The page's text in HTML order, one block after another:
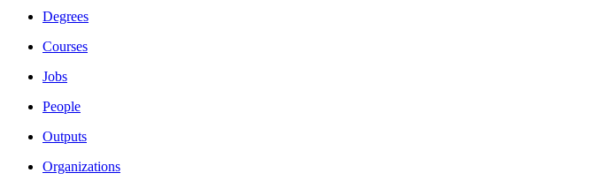
Degrees
Courses
Jobs
People
Outputs
Organizations